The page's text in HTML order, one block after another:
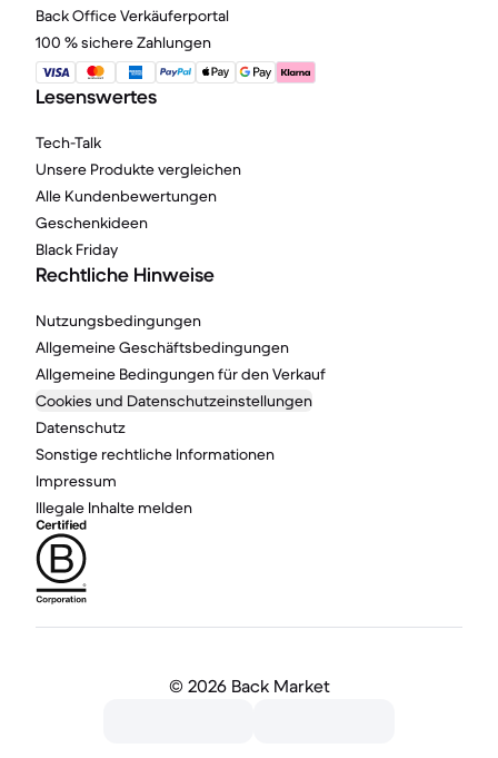
Back Office Verkäuferportal
100 % sichere Zahlungen
Lesenswertes
Tech-Talk
Unsere Produkte vergleichen
Alle Kundenbewertungen
Geschenkideen
Black Friday
Rechtliche Hinweise
Nutzungsbedingungen
Allgemeine Geschäftsbedingungen
Allgemeine Bedingungen für den Verkauf
Cookies und Datenschutzeinstellungen
Datenschutz
Sonstige rechtliche Informationen
Impressum
Illegale Inhalte melden
© 2026 Back Market